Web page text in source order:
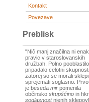
Kontakt
Povezave
Preblisk
"Nič manj značilna ni
pravic v staroslovanskih
družbah. Polno
pripadalo celotni
zatorej so se morali sklepi
sprejemati soglasno.
je beseda mir pomenila
občinsko skupščino in
soglasnostnjenih